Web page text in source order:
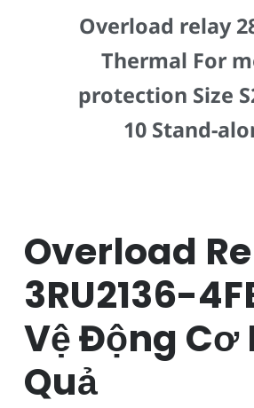
Overload relay
Thermal For
protection Size
10 Stand-
Overload
3RU2136-
Vệ Động Cơ
Quả